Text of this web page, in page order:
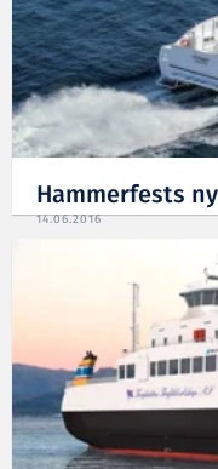
Hammerfests
14.06.2016